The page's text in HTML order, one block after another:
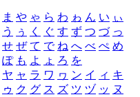
ま や ゃ ら わ ゎ ん い ぃ
う ぅ く ぐ す ず つ づ っ
せ ぜ て で ね へ べ ぺ め
ぽ も よ ょ ろ を
ヤ ャ ラ ワ ヮ ン イ ィ キ
ゥ ク グ ス ズ ツ ヅ ッ ヌ